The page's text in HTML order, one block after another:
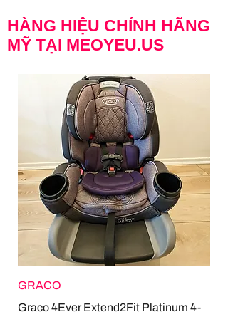
HÀNG HIỆU CHÍNH HÃNG
MỸ TẠI MEOYEU.US
GRACO
Graco 4Ever Extend2Fit Platinum 4-